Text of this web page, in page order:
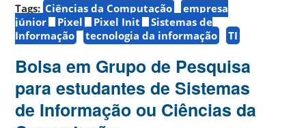
Tags: Ciências da Computação
empresa
júnior
Pixel Pixel Init
Sistemas de
Informação
tecnologia da informação TI
Bolsa em Grupo de Pesquisa
para estudantes de Sistemas
de Informação ou Ciências da